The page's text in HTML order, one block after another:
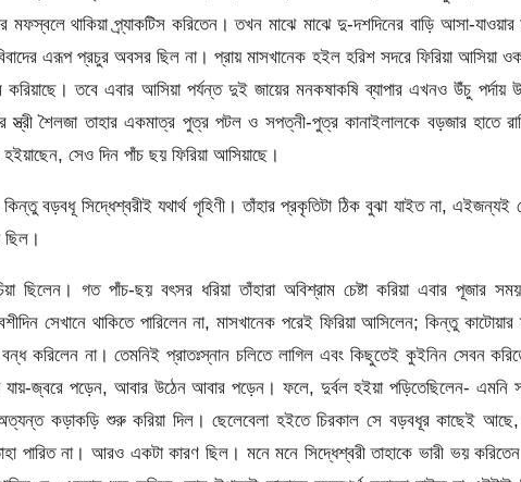
মফস্বলে থাকিয়া প্র্যাকটিস করিতেন। তখন মাঝে মাঝে দু-দশদিনের বাড়ি আসা-
এরূপ প্রচুর অবসর ছিল না। প্রায় মাসখানেক হইল হরিশ সদরে ফিরিয়া আসিয়া
তবে এবার আসিয়া পর্যন্ত দুই জায়ের মনকষাকষি ব্যাপার এখনও উঁচু পর্দায়
শৈলজা তাহার একমাত্র পুত্র পটল ও সপত্নী-পুত্র কানাইলালকে বড়জার হাতে
সেও দিন পাঁচ ছয় ফিরিয়া আসিয়াছে।
বড়বধূ সিদ্ধেশ্বরীই যথার্থ গৃহিণী। তাঁহার প্রকৃতিটা ঠিক বুঝা যাইত না, এইজন্যই
ছিল।
ছিলেন। গত পাঁচ-ছয় বৎসর ধরিয়া তাঁহারা অবিশ্রাম চেষ্টা করিয়া এবার পূজার
সেখানে থাকিতে পারিলেন না, মাসখানেক পরেই ফিরিয়া আসিলেন; কিন্তু কাটোয়ার
করিলেন না। তেমনিই প্রাতঃস্নান চলিতে লাগিল এবং কিছুতেই কুইনিন সেবন
জ্বরে পড়েন, আবার উঠেন আবার পড়েন। ফলে, দুর্বল হইয়া পড়িতেছিলেন- এমনি
অত্যন্ত কড়াকড়ি শুরু করিয়া দিল। ছেলেবেলা হইতে চিরকাল সে বড়বধূর কাছেই
পারিত না। আরও একটা কারণ ছিল। মনে মনে সিদ্ধেশ্বরী তাহাকে ভারী ভয়